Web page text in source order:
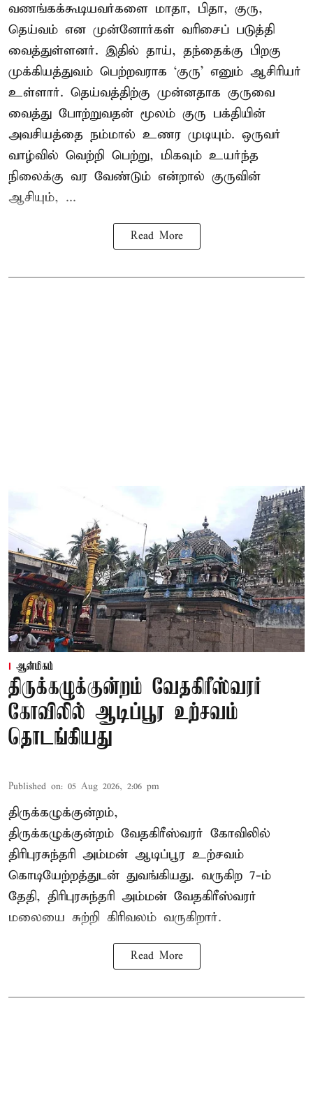
வணங்கக்கூடியவர்களை மாதா, பிதா, குரு,
தெய்வம் என முன்னோர்கள் வரிசைப் படுத்தி
வைத்துள்ளனர். இதில் தாய், தந்தைக்கு பிறகு
முக்கியத்துவம் பெற்றவராக ‘குரு’ எனும் ஆசிரியர்
உள்ளார். தெய்வத்திற்கு முன்னதாக குருவை
வைத்து போற்றுவதன் மூலம் குரு பக்தியின்
அவசியத்தை நம்மால் உணர முடியும். ஒருவர்
வாழ்வில் வெற்றி பெற்று, மிகவும் உயர்ந்த
நிலைக்கு வர வேண்டும் என்றால் குருவின்
ஆசியும், ...
Read More
ஆன்மிகம்
திருக்கழுக்குன்றம் வேதகிரீஸ்வரர்
கோவிலில் ஆடிப்பூர உற்சவம்
தொடங்கியது
Published on: 05 Aug 2026, 2:06 pm
திருக்கழுக்குன்றம்,
திருக்கழுக்குன்றம் வேதகிரீஸ்வரர் கோவிலில்
திரிபுரசுந்தரி அம்மன் ஆடிப்பூர உற்சவம்
கொடியேற்றத்துடன் துவங்கியது. வருகிற 7-ம்
தேதி, திரிபுரசுந்தரி அம்மன் வேதகிரீஸ்வரர்
மலையை சுற்றி கிரிவலம் வருகிறார்.
Read More